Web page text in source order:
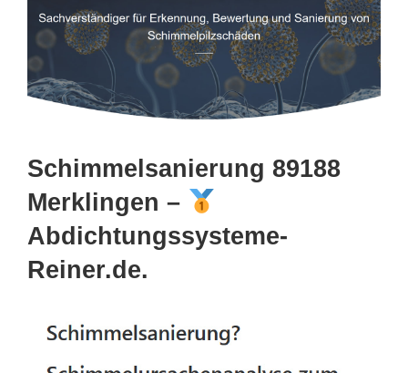
Schimmelsanierung 89188
Merklingen –
Abdichtungssysteme-
Reiner.de.